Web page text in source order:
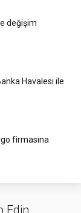
değişim
Havalesi ile
firmasına
Edin